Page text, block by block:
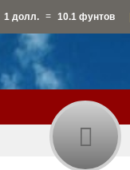
1 долл. = 10.1 фунтов